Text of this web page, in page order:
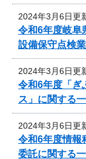
2024年3月6日更
令和6年度岐阜
設備保守点検
2024年3月6日更
令和6年度「ぎ
ス」に関する
2024年3月6日更
令和6年度情報
委託に関する